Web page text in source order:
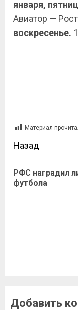
января,
Авиатор —
воскресенье.
Материал
Назад
РФС наградил
футбола
Добавить